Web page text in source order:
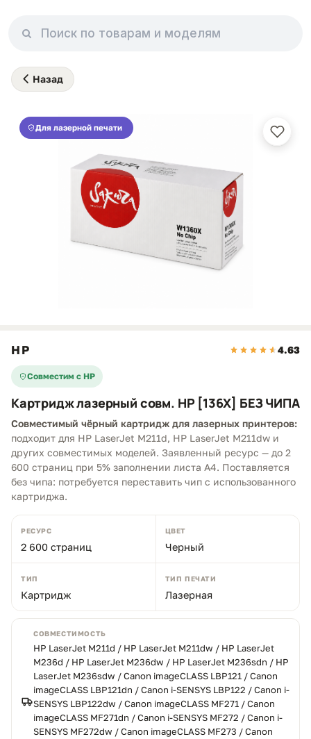
Назад
Для лазерной печати
HP 4.63
Совместим с HP
Картридж лазерный совм. HP [136X] БЕЗ ЧИПА
Совместимый чёрный картридж для лазерных принтеров:
подходит для HP LaserJet M211d, HP LaserJet M211dw и
других совместимых моделей. Заявленный ресурс — до 2
600 страниц при 5% заполнении листа A4. Поставляется
без чипа: потребуется переставить чип с использованного
картриджа.
РЕСУРС
2 600 страниц
ЦВЕТ
Черный
ТИП
Картридж
ТИП ПЕЧАТИ
Лазерная
СОВМЕСТИМОСТЬ
HP LaserJet M211d / HP LaserJet M211dw / HP LaserJet
M236d / HP LaserJet M236dw / HP LaserJet M236sdn / HP
LaserJet M236sdw / Canon imageCLASS LBP121 / Canon
imageCLASS LBP121dn / Canon i-SENSYS LBP122 / Canon i-
SENSYS LBP122dw / Canon imageCLASS MF271 / Canon
imageCLASS MF271dn / Canon i-SENSYS MF272 / Canon i-
SENSYS MF272dw / Canon imageCLASS MF273 / Canon